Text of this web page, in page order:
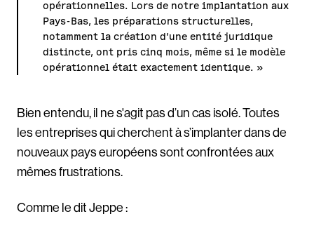
opérationnelles. Lors de notre implantation aux
Pays-Bas, les préparations structurelles,
notamment la création d’une entité juridique
distincte, ont pris cinq mois, même si le modèle
opérationnel était exactement identique. »
Bien entendu, il ne s'agit pas d’un cas isolé. Toutes
les entreprises qui cherchent à s’implanter dans de
nouveaux pays européens sont confrontées aux
mêmes frustrations.
Comme le dit Jeppe :